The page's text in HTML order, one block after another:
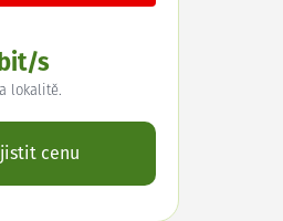
s
lokalitě.
cenu